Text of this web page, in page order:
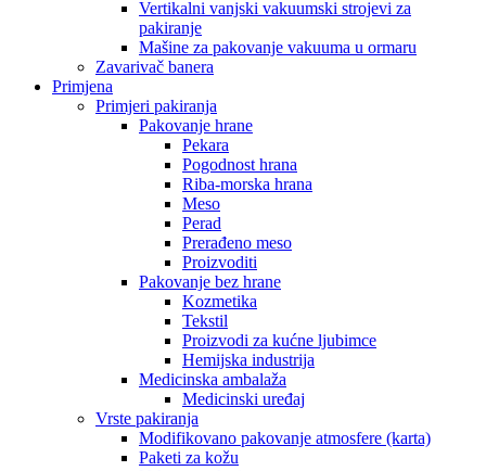
Vertikalni vanjski vakuumski strojevi za
pakiranje
Mašine za pakovanje vakuuma u ormaru
Zavarivač banera
Primjena
Primjeri pakiranja
Pakovanje hrane
Pekara
Pogodnost hrana
Riba-morska hrana
Meso
Perad
Prerađeno meso
Proizvoditi
Pakovanje bez hrane
Kozmetika
Tekstil
Proizvodi za kućne ljubimce
Hemijska industrija
Medicinska ambalaža
Medicinski uređaj
Vrste pakiranja
Modifikovano pakovanje atmosfere (karta)
Paketi za kožu